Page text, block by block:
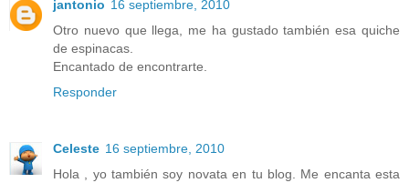
jantonio 16 septiembre, 2010
Otro nuevo que llega, me ha gustado también esa quiche
de espinacas.
Encantado de encontrarte.
Responder
Celeste 16 septiembre, 2010
Hola , yo también soy novata en tu blog. Me encanta esta